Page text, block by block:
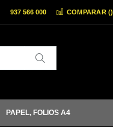
COMPARAR ()
937 566 000
PAPEL, FOLIOS A4